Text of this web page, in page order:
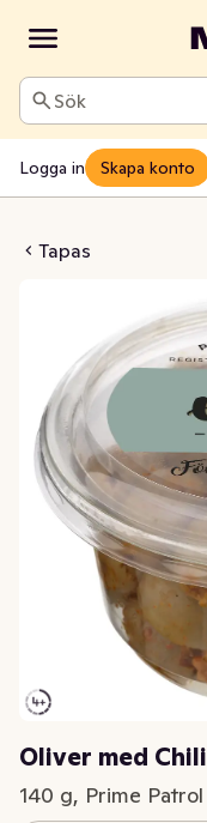
Sök
Logga in Skapa konto
Tapas
med Chili
Oliver med Chili
140 g, Prime Patrol